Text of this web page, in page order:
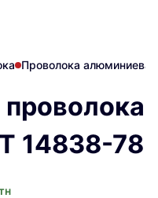
Проволока алюминиевая
14838-78